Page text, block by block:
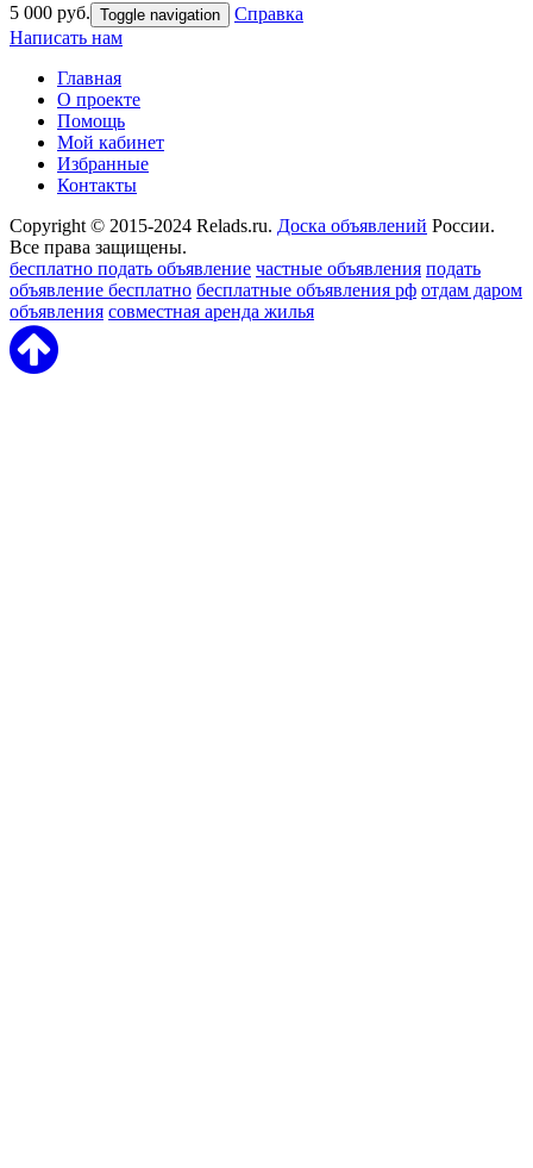
5 000 руб. Toggle navigation
Справка
Написать нам
Главная
О проекте
Помощь
Мой кабинет
Избранные
Контакты
Copyright © 2015-2024 Relads.ru. Доска объявлений России.
Все права защищены.
бесплатно подать объявление частные объявления подать
объявление бесплатно бесплатные объявления рф отдам даром
объявления совместная аренда жилья